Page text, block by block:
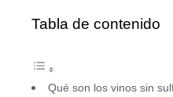
Tabla de contenido
Qué son los vinos sin